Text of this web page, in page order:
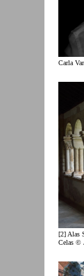
Carla
[2] Alas
Celas ©